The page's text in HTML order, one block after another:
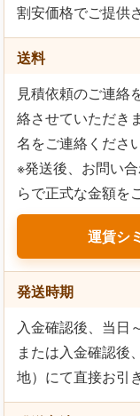
割安価格でご提供
送料
見積依頼のご連絡
絡させていただき
名をご連絡ください
※発送後、お問い
らで正式な金額を
運賃シ
発送時期
入金確認後、当日
または入金確認後
地）にて直接お引